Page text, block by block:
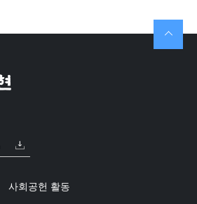
사회공헌 활동